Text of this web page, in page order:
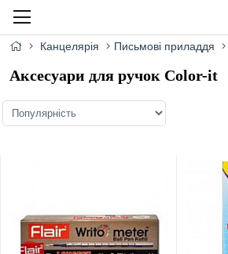
Канцелярія Письмові приладдя
Аксесуари для ручок Color-it